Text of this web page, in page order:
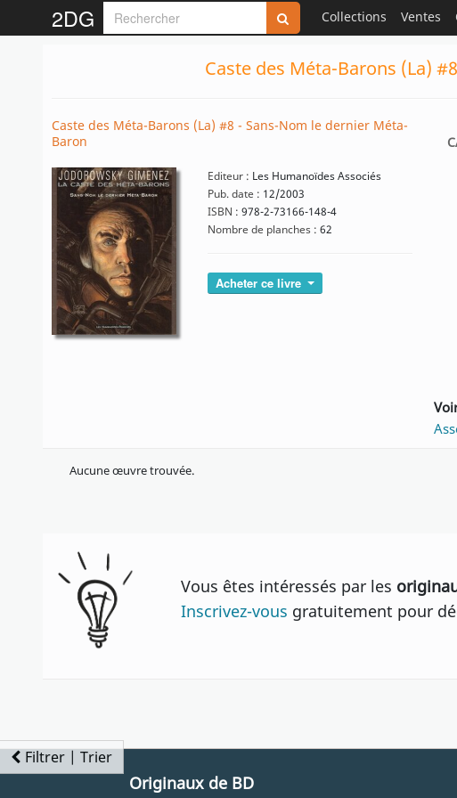
2DG Collections Ventes
Caste des Méta-Barons (La)
Caste des Méta-Barons (La) #8 - Sans-Nom le dernier Méta-
Baron
Editeur : Les Humanoïdes Associés
Pub. date : 12/2003
ISBN : 978-2-73166-148-4
Nombre de planches : 62
Acheter ce livre
Filtrer | Trier
Aucune œuvre trouvée.
Vous êtes intéressés par les
Inscrivez-vous gratuitement pour
Originaux de BD